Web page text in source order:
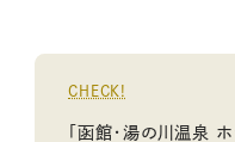
CHECK!
「函館・湯の川温泉